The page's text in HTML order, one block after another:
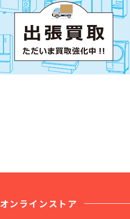
オンラインストア